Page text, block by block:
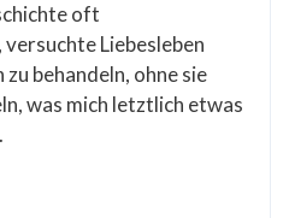
oft
Liebesleben
behandeln, ohne sie
was mich letztlich etwas